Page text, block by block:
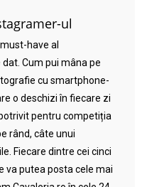
ul
have al
Cum pui mâna pe
cu smartphone-
o deschizi în fiecare zi
pentru competiția
rând, câte unui
Fiecare dintre cei cinci
va putea posta cele mai